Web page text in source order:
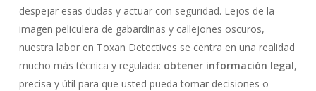
despejar esas dudas y actuar con seguridad. Lejos de la
imagen peliculera de gabardinas y callejones oscuros,
nuestra labor en Toxan Detectives se centra en una realidad
mucho más técnica y regulada: obtener información legal,
precisa y útil para que usted pueda tomar decisiones o